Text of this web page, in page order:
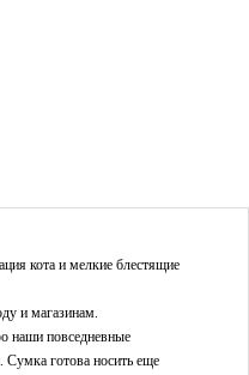
кота и мелкие блестящие
и магазинам.
наши повседневные
Сумка готова носить еще